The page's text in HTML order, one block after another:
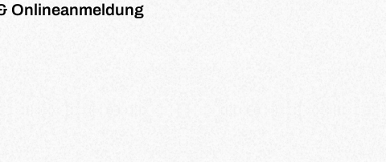
Onlineanmeldung